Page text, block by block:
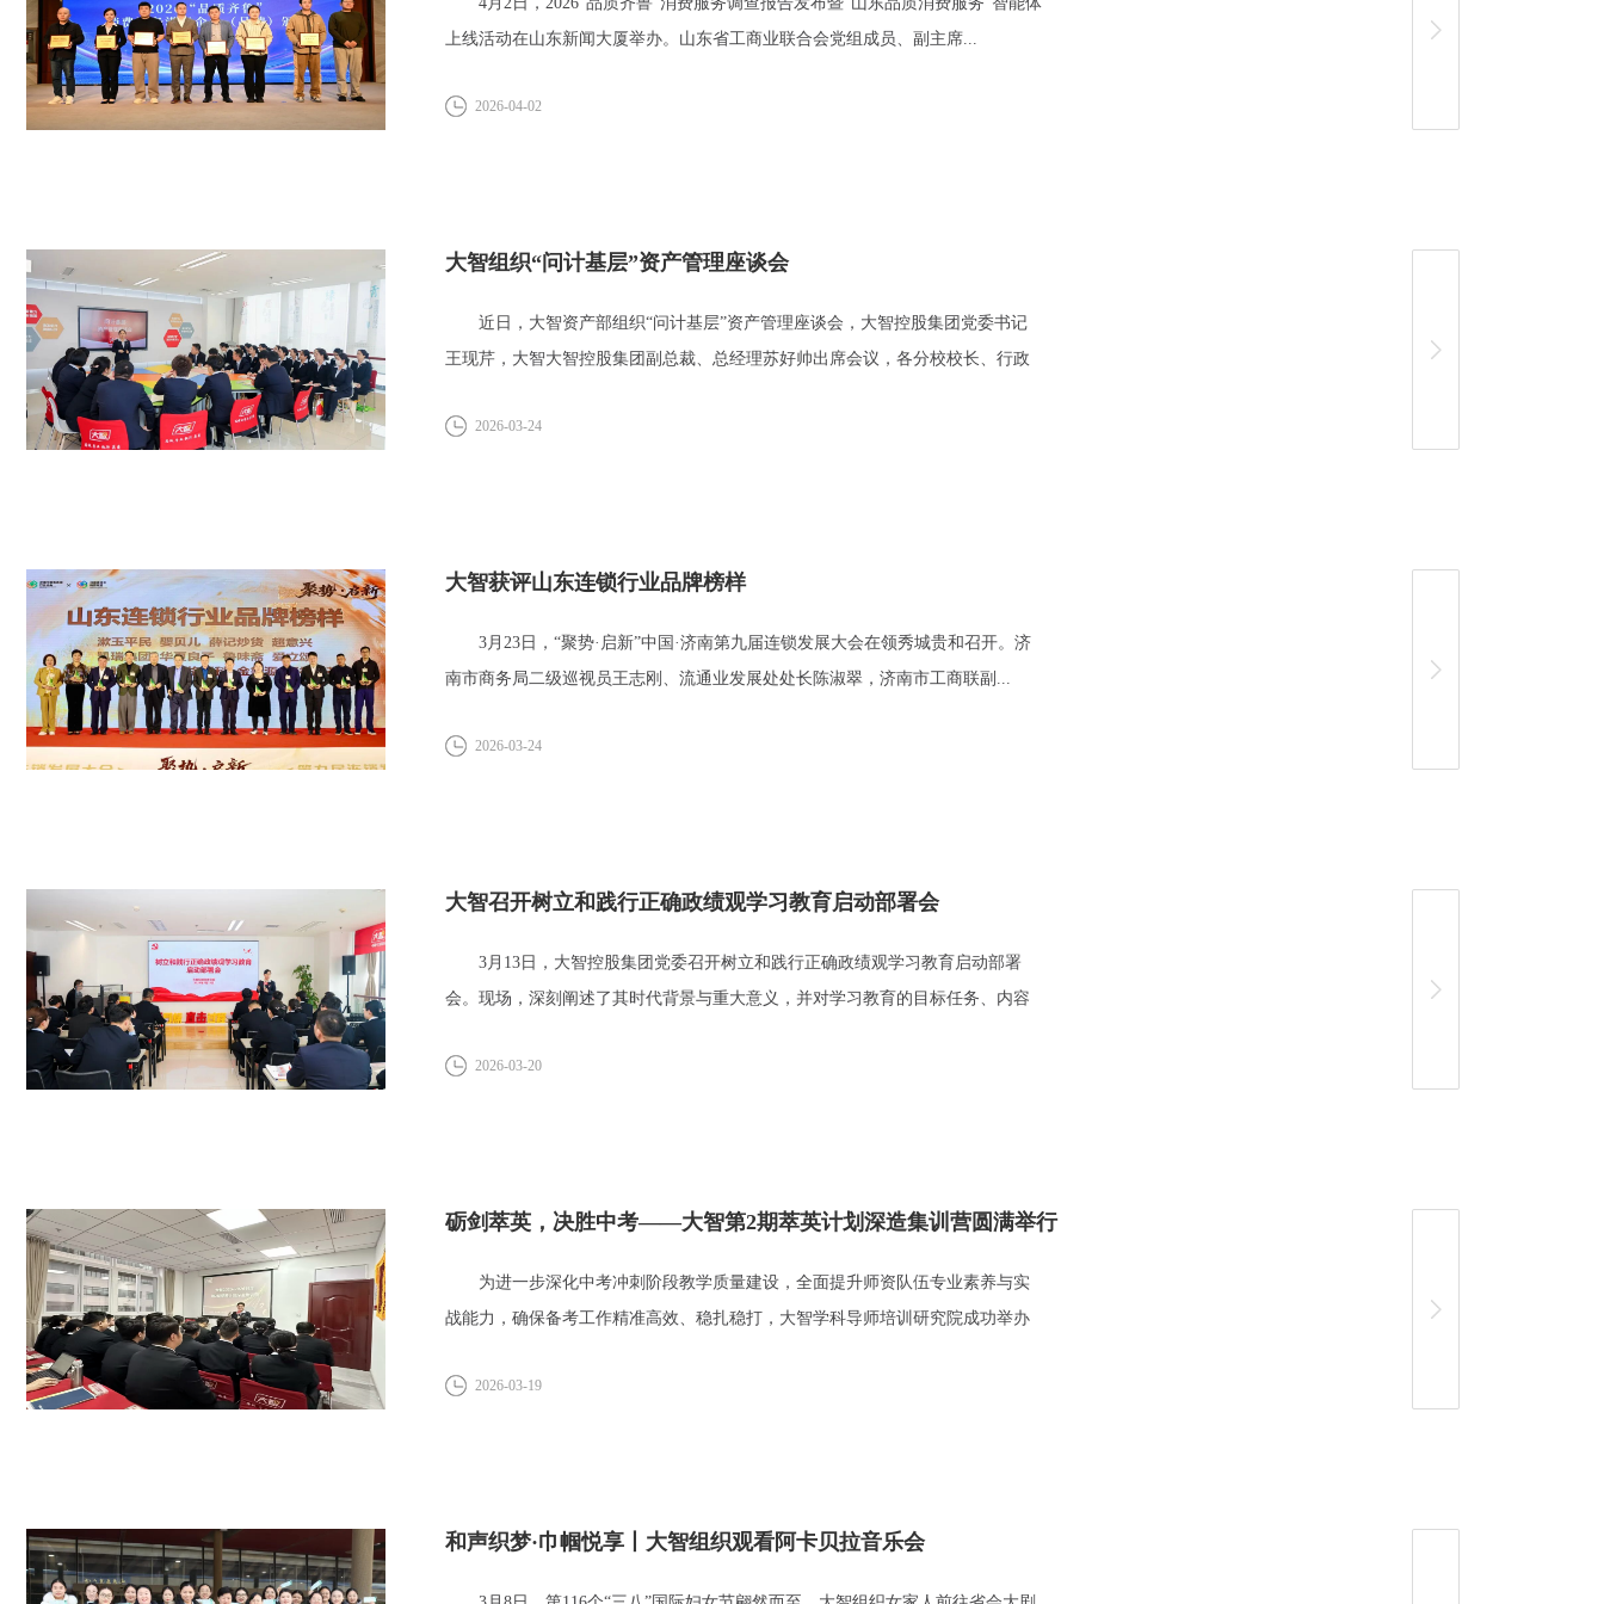
上线活动在山东新闻大厦举办。山东省工商业联合会党组成员、副主席...
2026-04-02
大智组织“问计基层”资产管理座谈会
近日，大智资产部组织“问计基层”资产管理座谈会，大智控股集团党委书记
王现芹，大智大智控股集团副总裁、总经理苏好帅出席会议，各分校校长、行政
2026-03-24
大智获评山东连锁行业品牌榜样
3月23日，“聚势·启新”中国·济南第九届连锁发展大会在领秀城贵和召开。济
南市商务局二级巡视员王志刚、流通业发展处处长陈淑翠，济南市工商联副...
2026-03-24
大智召开树立和践行正确政绩观学习教育启动部署会
3月13日，大智控股集团党委召开树立和践行正确政绩观学习教育启动部署
会。现场，深刻阐述了其时代背景与重大意义，并对学习教育的目标任务、内容
2026-03-20
砺剑萃英，决胜中考——大智第2期萃英计划深造集训营圆满举行
为进一步深化中考冲刺阶段教学质量建设，全面提升师资队伍专业素养与实
战能力，确保备考工作精准高效、稳扎稳打，大智学科导师培训研究院成功举办
2026-03-19
和声织梦·巾帼悦享丨大智组织观看阿卡贝拉音乐会